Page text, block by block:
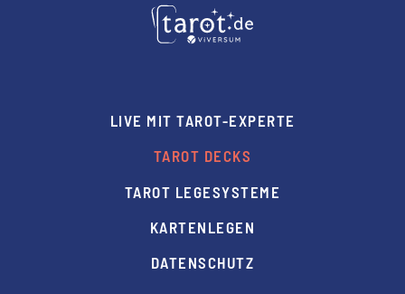
LIVE MIT TAROT-EXPERTE
TAROT DECKS
TAROT LEGESYSTEME
KARTENLEGEN
DATENSCHUTZ